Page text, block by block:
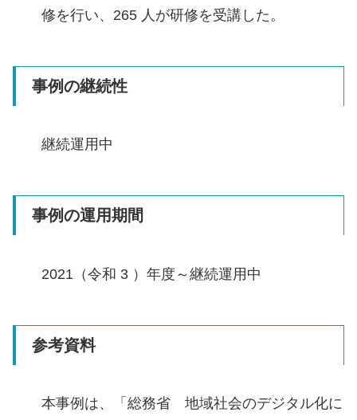
修を行い、265 人が研修を受講した。
事例の継続性
継続運用中
事例の運用期間
2021（令和 3 ）年度～継続運用中
参考資料
本事例は、「総務省 地域社会のデジタル化に